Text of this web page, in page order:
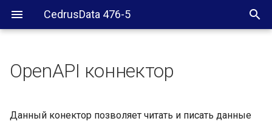
CedrusData 476-5
Конфигурация коннектора
Параметры конфигурации
OpenAPI коннектор
Данный конектор позволяет читать и писать данные